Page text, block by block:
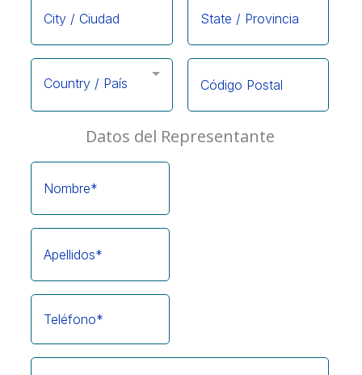
Country / País
Datos del Representante